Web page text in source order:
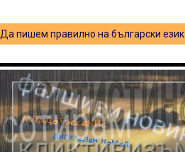
Да пишем правилно на български език